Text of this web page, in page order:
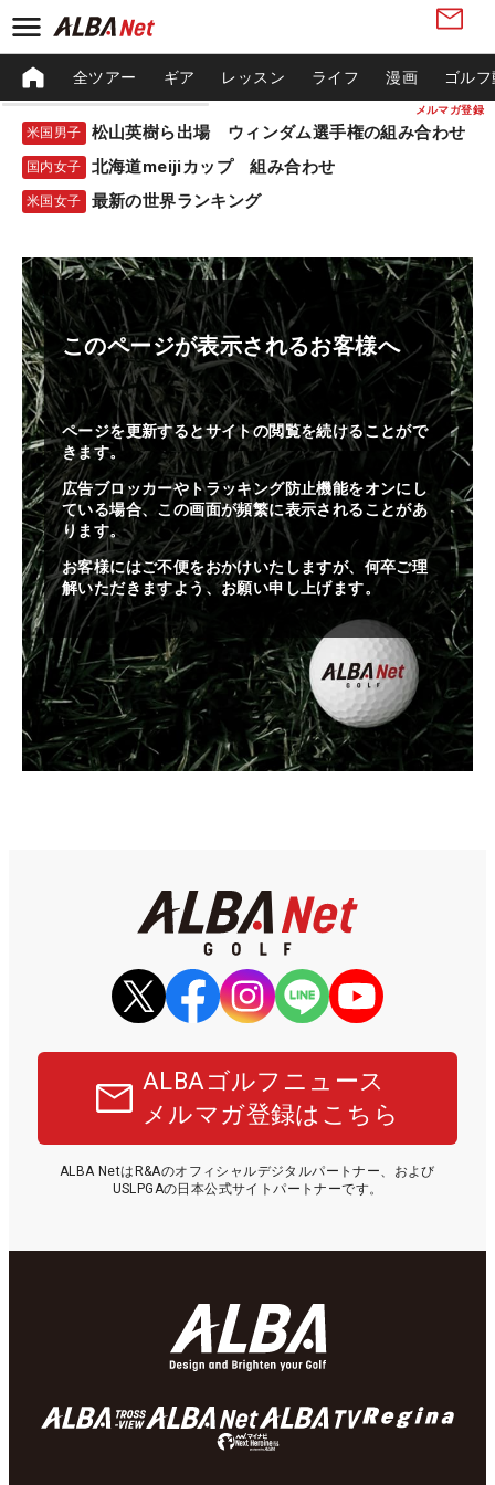
メルマガ登録
全ツアー ギア レッスン ライフ 漫画 ゴル
米国男子 松山英樹ら出場 ウィンダム選手権の組み合わせ
国内女子 北海道meijiカップ 組み合わせ
米国女子 最新の世界ランキング
このページが表示されるお客様へ
ページを更新するとサイトの閲覧を続けることがで
きます。
広告ブロッカーやトラッキング防止機能をオンにし
ている場合、この画面が頻繁に表示されることがあ
ります。
お客様にはご不便をおかけいたしますが、何卒ご理
解いただきますよう、お願い申し上げます。
ALBAゴルフニュース
メルマガ登録はこちら
ALBA NetはR&Aのオフィシャルデジタルパートナー、および
USLPGAの日本公式サイトパートナーです。